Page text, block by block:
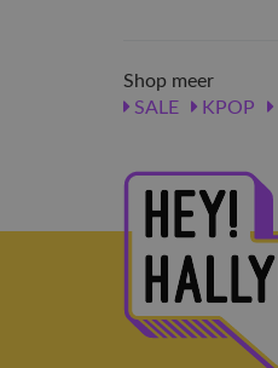
Shop meer
SALE
KPOP